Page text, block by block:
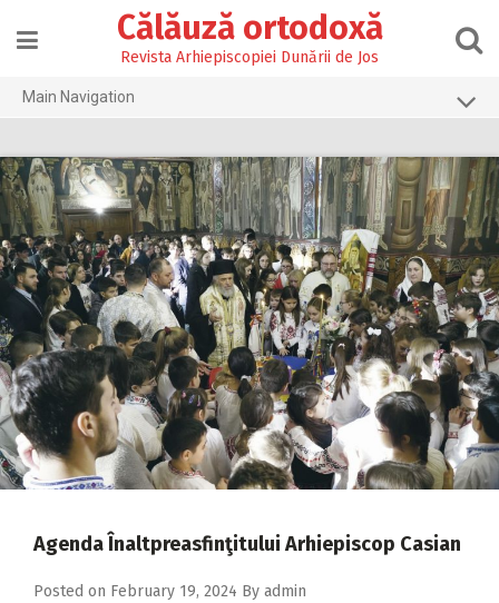
content
Călăuză ortodoxă
Revista Arhiepiscopiei Dunării de Jos
Main Navigation
2026
2025
2024
2023
2022
2021
2020
2019
2017
2016
Agenda Înaltpreasfinţitului Arhiepiscop Casian
Posted on February 19, 2024 By admin